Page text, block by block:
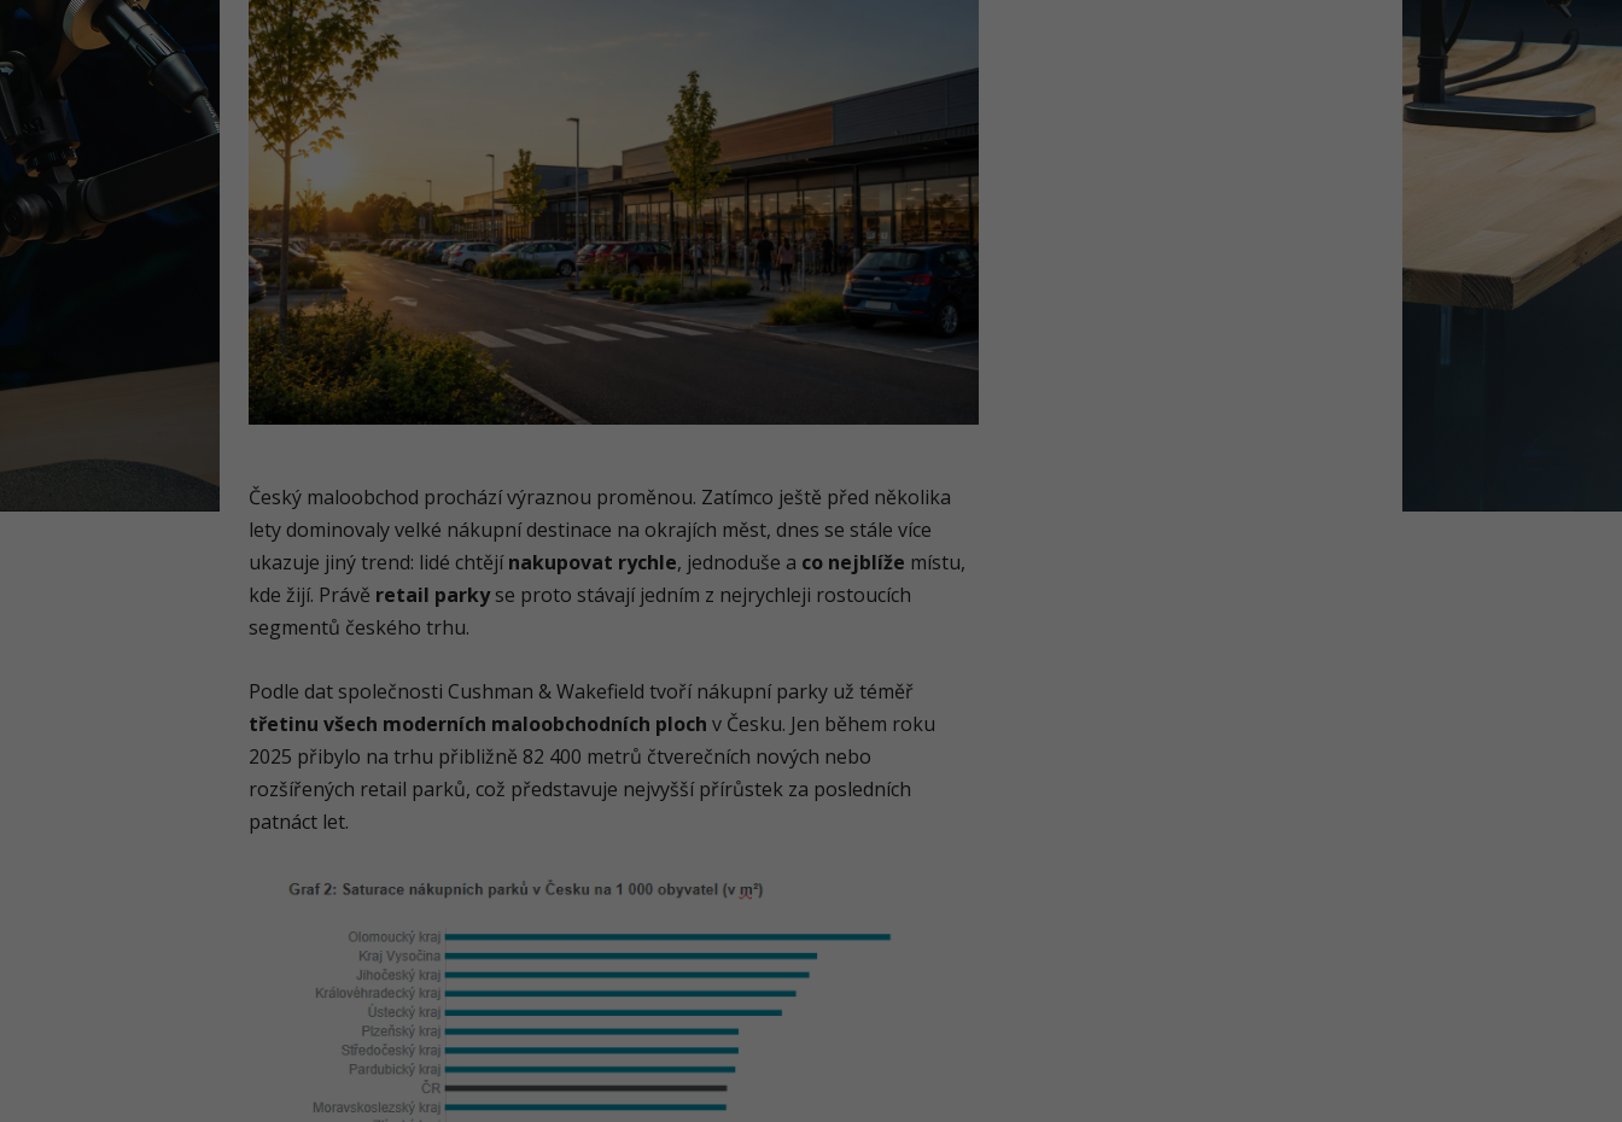
Český maloobchod prochází výraznou proměnou. Zatímco ještě před několika
lety dominovaly velké nákupní destinace na okrajích měst, dnes se stále více
ukazuje jiný trend: lidé chtějínakupovat rychle, jednoduše a co nejblíže místu,
kde žijí. Právě retail parkyse proto stávají jedním z nejrychleji rostoucích
segmentů českého trhu.
Podle dat společnosti Cushman & Wakefield tvoří nákupní parky už téměř
třetinu všech moderních maloobchodních ploch v Česku. Jen během roku
2025 přibylo na trhu přibližně 82 400 metrů čtverečních nových nebo
rozšířených retail parků, což představuje nejvyšší přírůstek za posledních
patnáct let.